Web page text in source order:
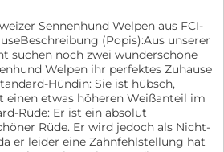
Sennenhund Welpen aus FCI-
(Popis):Aus unserer
suchen noch zwei wunderschöne
Welpen ihr perfektes Zuhause
Hündin: Sie ist hübsch,
einen etwas höheren Weißanteil im
Rüde: Er ist ein absolut
Rüde. Er wird jedoch als Nicht-
er leider eine Zahnfehlstellung hat